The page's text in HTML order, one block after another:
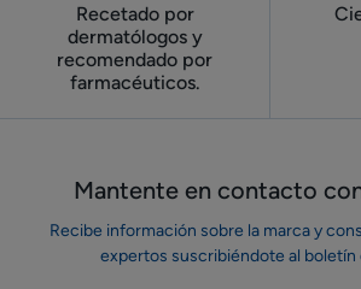
Recetado por
dermatólogos y
recomendado por
farmacéuticos.
Mantente en contacto
Recibe información sobre la marca y
expertos suscribiéndote al boletín